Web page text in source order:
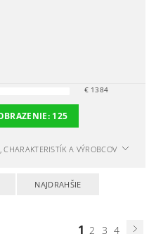
€ 1384
125
A VÝROBCOV
NAJDRAHŠIE
1 2 3 4